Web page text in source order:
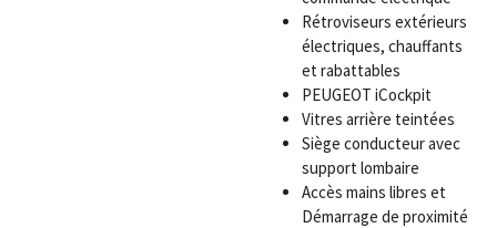
Rétroviseurs extérieurs
électriques, chauffants
et rabattables
PEUGEOT iCockpit
Vitres arrière teintées
Siège conducteur avec
support lombaire
Accès mains libres et
Démarrage de proximité